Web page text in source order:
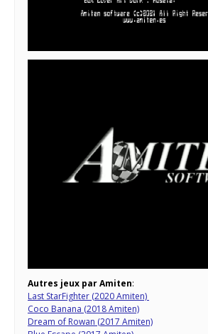
Autres jeux par Amiten:
Last StarFighter (2020 Amiten)
Coco Banana (2018 Amiten)
Dream of Rowan (2017 Amiten)